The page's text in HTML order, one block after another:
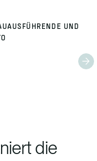
UND
die